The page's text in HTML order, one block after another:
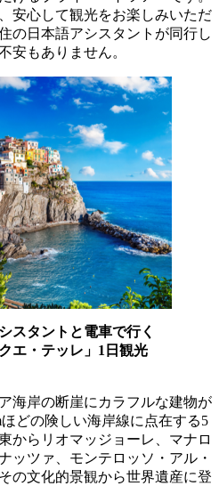
安心して観光をお楽しみいただ
の日本語アシスタントが同行し
安もありません。
スタントと電車で行く
エ・テッレ」1日観光
海岸の断崖にカラフルな建物が
どの険しい海岸線に点在する5
からリオマッジョーレ、マナロ
ッツァ、モンテロッソ・アル・
の文化的景観から世界遺産に登